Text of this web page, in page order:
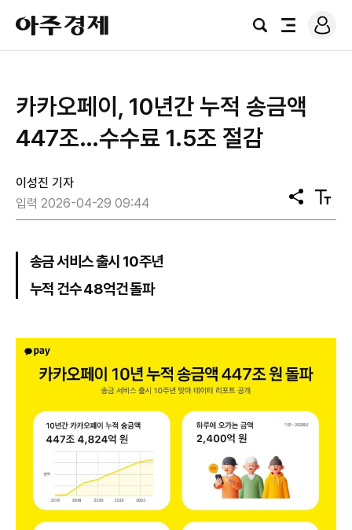
아
주
경
검
전
로
그
카카오페이, 10년간 누적 송금액
447조…수수료 1.5조 절감
이성진 기자
입력 2026-04-29 09:44
공
유
텍
스
송금 서비스 출시 10주년
누적 건수 48억건 돌파